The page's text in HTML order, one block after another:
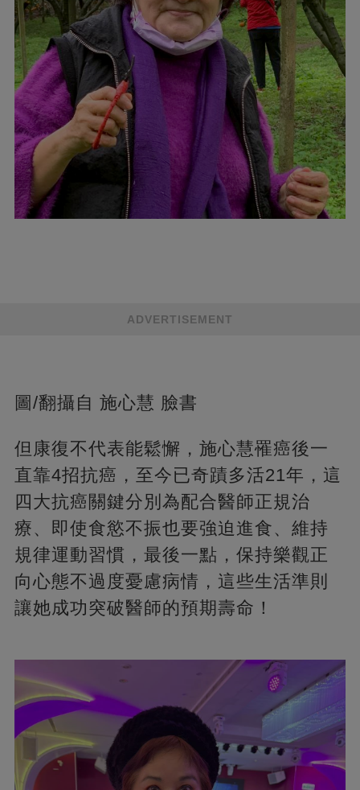
ADVERTISEMENT
圖/翻攝自 施心慧 臉書
但康復不代表能鬆懈，施心慧罹癌後一
直靠4招抗癌，至今已奇蹟多活21年，這
四大抗癌關鍵分別為配合醫師正規治
療、即使食慾不振也要強迫進食、維持
規律運動習慣，最後一點，保持樂觀正
向心態不過度憂慮病情，這些生活準則
讓她成功突破醫師的預期壽命！